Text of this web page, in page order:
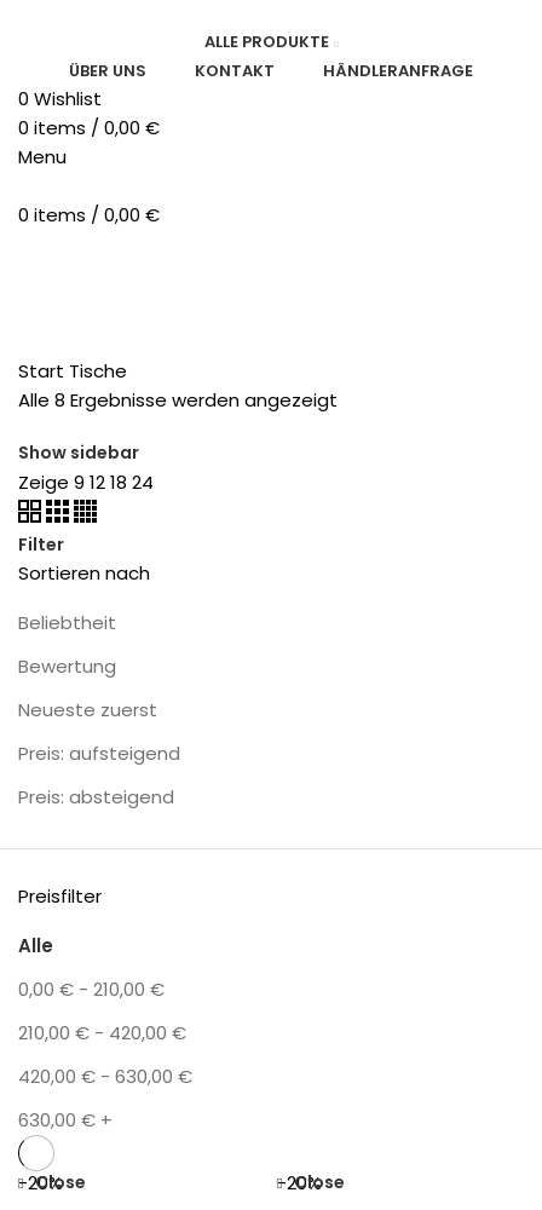
ALLE PRODUKTE
ÜBER UNS
KONTAKT HÄNDLERANFRAGE
0 Wishlist
0 items / 0,00 €
Menu
0 items / 0,00 €
Start Tische
Alle 8 Ergebnisse werden angezeigt
Show sidebar
Zeige 9 1218 24
Filter
Sortieren nach
Beliebtheit
Bewertung
Neueste zuerst
Preis: aufsteigend
Preis: absteigend
Preisfilter
Alle
0,00 € - 210,00 €
210,00 € - 420,00 €
420,00 € - 630,00 €
630,00 € +
-20%
Close -20%
Close